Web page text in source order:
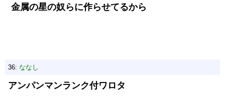
金属の星の奴らに作らせてるから
36: ななし
アンパンマンランク付ワロタ